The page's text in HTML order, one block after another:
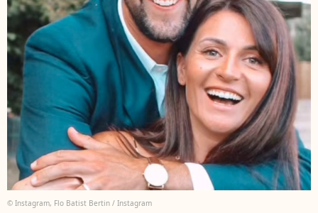
© Instagram, Flo Batist Bertin / Instagram